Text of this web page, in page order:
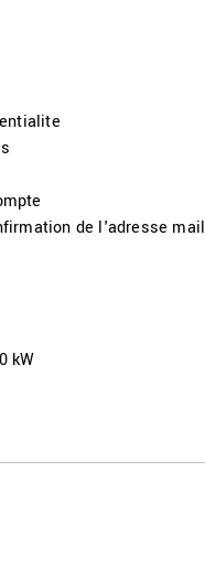
de l'adresse mail
kW